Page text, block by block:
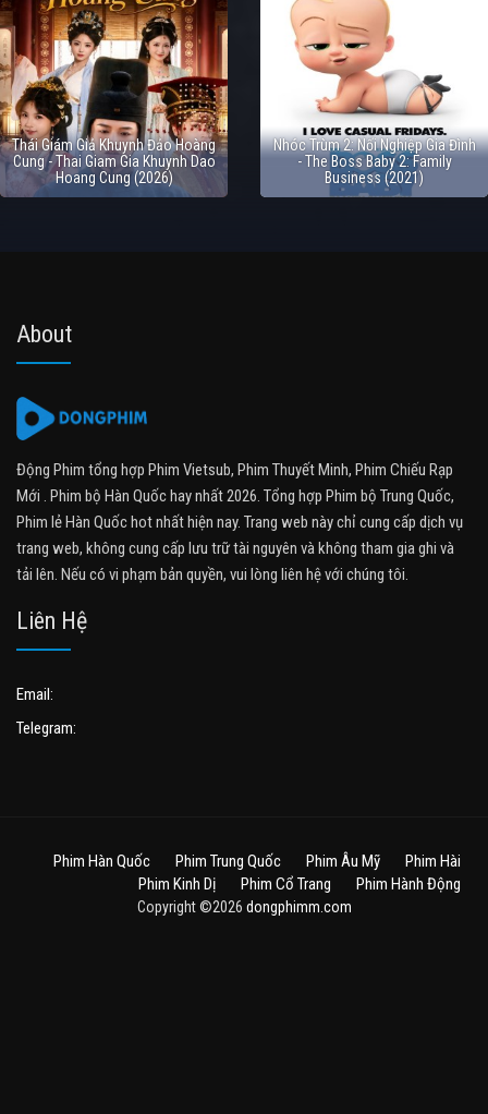
Thái Giám Giả Khuynh Đảo Hoàng
Cung - Thai Giam Gia Khuynh Dao
Hoang Cung (2026)
Nhóc Trùm 2: Nối Nghiệp Gia Đình
- The Boss Baby 2: Family
Business (2021)
About
Động Phim tổng hợp Phim Vietsub, Phim Thuyết Minh, Phim Chiếu Rạp
Mới . Phim bộ Hàn Quốc hay nhất 2026. Tổng hợp Phim bộ Trung Quốc,
Phim lẻ Hàn Quốc hot nhất hiện nay. Trang web này chỉ cung cấp dịch vụ
trang web, không cung cấp lưu trữ tài nguyên và không tham gia ghi và
tải lên. Nếu có vi phạm bản quyền, vui lòng liên hệ với chúng tôi.
Liên Hệ
Email:
Telegram:
Phim Hàn Quốc Phim Trung Quốc Phim Âu Mỹ
Phim Hài
Phim Kinh Dị
Phim Cổ Trang Phim Hành Động
Copyright ©2026 dongphimm.com